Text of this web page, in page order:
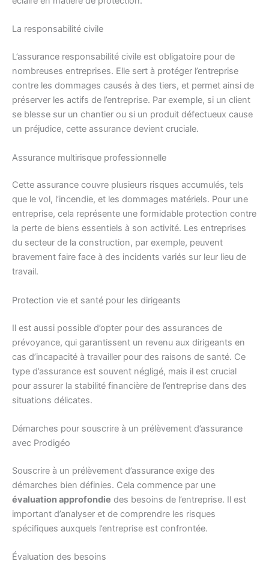
La responsabilité civile
L’assurance responsabilité civile est obligatoire pour de
nombreuses entreprises. Elle sert à protéger l’entreprise
contre les dommages causés à des tiers, et permet ainsi de
préserver les actifs de l’entreprise. Par exemple, si un client
se blesse sur un chantier ou si un produit défectueux cause
un préjudice, cette assurance devient cruciale.
Assurance multirisque professionnelle
Cette assurance couvre plusieurs risques accumulés, tels
que le vol, l’incendie, et les dommages matériels. Pour une
entreprise, cela représente une formidable protection contre
la perte de biens essentiels à son activité. Les entreprises
du secteur de la construction, par exemple, peuvent
bravement faire face à des incidents variés sur leur lieu de
travail.
Protection vie et santé pour les dirigeants
Il est aussi possible d’opter pour des assurances de
prévoyance, qui garantissent un revenu aux dirigeants en
cas d’incapacité à travailler pour des raisons de santé. Ce
type d’assurance est souvent négligé, mais il est crucial
pour assurer la stabilité financière de l’entreprise dans des
situations délicates.
Démarches pour souscrire à un prélèvement d’assurance
avec Prodigéo
Souscrire à un prélèvement d’assurance exige des
démarches bien définies. Cela commence par une
évaluation approfondie des besoins de l’entreprise. Il est
important d’analyser et de comprendre les risques
spécifiques auxquels l’entreprise est confrontée.
Évaluation des besoins